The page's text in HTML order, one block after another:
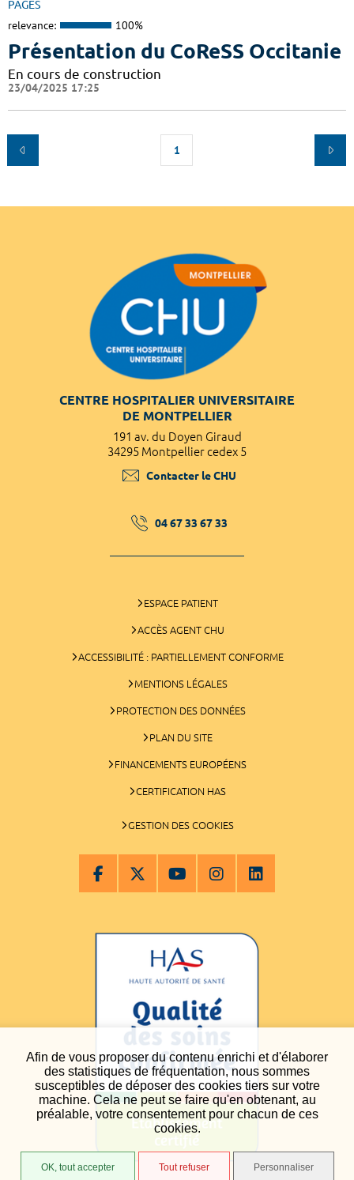
Afin de vous proposer du contenu enrichi et d'élaborer
des statistiques de fréquentation, nous sommes
susceptibles de déposer des cookies tiers sur votre
machine. Cela ne peut se faire qu'en obtenant, au
préalable, votre consentement pour chacun de ces
cookies.
OK, tout accepter Tout refuser Personnaliser
PAGES
relevance: 100%
Présentation du CoReSS Occitanie
En cours de construction
23/04/2025 17:25
1
CENTRE HOSPITALIER UNIVERSITAIRE
DE MONTPELLIER
191 av. du Doyen Giraud
34295 Montpellier cedex 5
Contacter le CHU
04 67 33 67 33
ESPACE PATIENT
ACCÈS AGENT CHU
ACCESSIBILITÉ : PARTIELLEMENT CONFORME
MENTIONS LÉGALES
PROTECTION DES DONNÉES
PLAN DU SITE
FINANCEMENTS EUROPÉENS
CERTIFICATION HAS
GESTION DES COOKIES